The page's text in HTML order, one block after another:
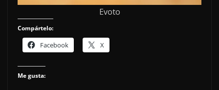
Evoto
Compártelo:
Facebook X
Me gusta: